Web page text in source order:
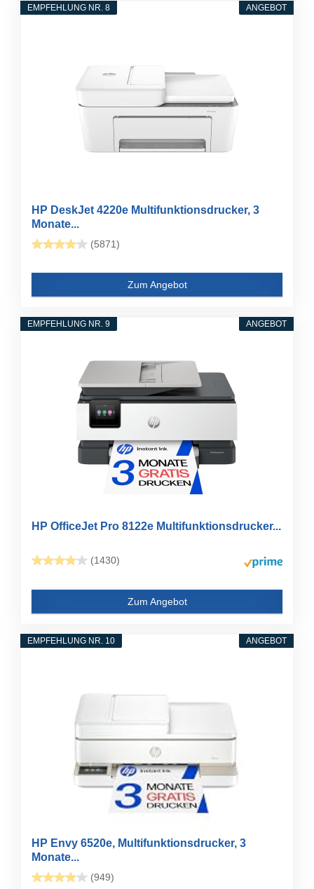
ANGEBOT
EMPFEHLUNG NR. 8
HP DeskJet 4220e Multifunktionsdrucker, 3
Monate...
(5871)
Zum Angebot
ANGEBOT
EMPFEHLUNG NR. 9
HP OfficeJet Pro 8122e Multifunktionsdrucker...
(1430)
Zum Angebot
ANGEBOT
EMPFEHLUNG NR. 10
HP Envy 6520e, Multifunktionsdrucker, 3
Monate...
(949)